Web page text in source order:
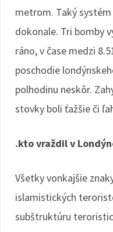
metrom. Taký
dokonale. Tri bomby
ráno, v čase medzi
poschodie
polhodinu neskôr.
stovky boli ťažšie či
.kto vraždil v
Všetky vonkajšie
islamistických
subštruktúru